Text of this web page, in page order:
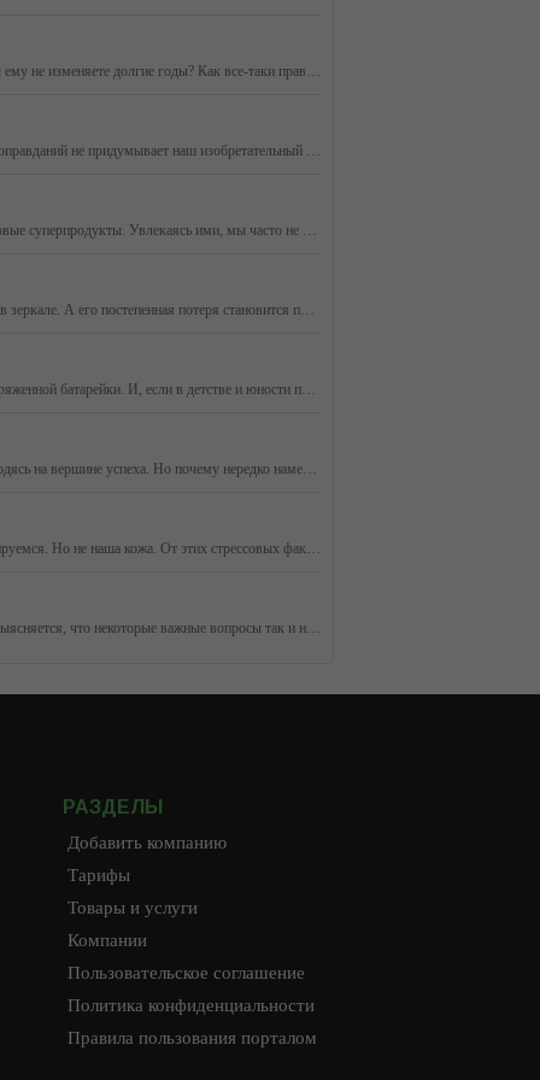
Вы считаете, что ароматов много не бывает, и все время пополняете свою парфюмерную коллекцию? Или у вас один - любимый аромат и вы ему не изменяете долгие годы? Как все-таки правильно, нужен ли человеку целый парфюмерный гардероб? И, главное: что необходимо знать, чтобы запах ваших духов радовал вас
Ситуация, когда не можешь заставить себя взяться за работу, знакома многим. «Потом», «еще успею», «сегодня не время…», - каких только оправданий не придумывает наш изобретательный мозг, уводя от решения проблемы, особенно если она не из легких.
Быть здоровым и молодым как можно дольше – тренд сегодняшнего дня. Под прицелом внимания человечества чудодейственные диеты и новые суперпродукты. Увлекаясь ими, мы часто не придаем значения тому, что уже есть на нашем столе.
Коллаген – вещество номер один, если речь идет о молодости кожи. Именно благодаря ему мы радуемся, видя отражение своего юного лица в зеркале. А его постепенная потеря становится причиной нашего огорчения, когда замечаем первые признаки старения. Гибкие белковые волокна коллагена и эластина, пересек
Насколько важен качественный сон, мы начинаем понимать, когда уходит способность мгновенно засыпать и просыпаться с энергией вновь заряженной батарейки. И, если в детстве и юности приходилось даже сопротивляться этому, как казалось тогда, вору нашего времени, то с возрастом воспринимаем его как благ
Необходимость принять и полюбить себя сегодня осознают многие. Ведь без этого вряд ли получится быть счастливым человеком, даже находясь на вершине успеха. Но почему нередко намерение изменить отношение к себе не приводит к результату? Неужели полюбить себя так сложно?
Резкие перепады температур, мороз, ветер, сухой воздух помещений - неизменные спутники холодного времени года. Мы к ним легко адаптируемся. Но не наша кожа. От этих стрессовых факторов она может серьезно пострадать. Что предпринять, чтобы этого не случилось? Что нужно коже зимой?
У каждого занятого человека есть определенные планы на день. Хорошо, если все задуманное удается осуществить. Но, бывает, к концу дня выясняется, что некоторые важные вопросы так и не удалось закрыть – то ли прошли мимо внимания, то ли сил не хватило. Как научиться успевать многое, не забывая о глав
РАЗДЕЛЫ
Добавить компанию
Тарифы
Товары и услуги
Компании
Пользовательское соглашение
Политика конфиденциальности
Правила пользования порталом